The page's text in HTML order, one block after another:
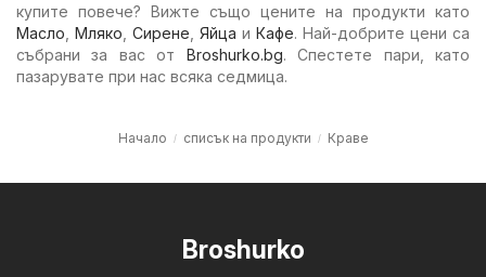
купите повече? Вижте също цените на продукти като
Масло Мляко Сирене Яйца и Кафе. Най-добрите цени са
събрани за вас от Broshurko.bg. Спестете пари, като
пазарувате при нас всяка седмица.
Начало списък на продукти Краве
Broshurko